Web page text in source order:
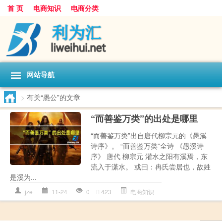
首 页 电商知识 电商分类
网站导航
> 有关“愚公”的文章
“而善鉴万类”的出处是哪里
“而善鉴万类”出自唐代柳宗元的《愚溪
诗序》。 “而善鉴万类”全诗 《愚溪诗
序》 唐代 柳宗元 灌水之阳有溪焉，东
流入于潇水。 或曰：冉氏尝居也，故姓
是溪为...
jze 11-24 0 423 电商知识